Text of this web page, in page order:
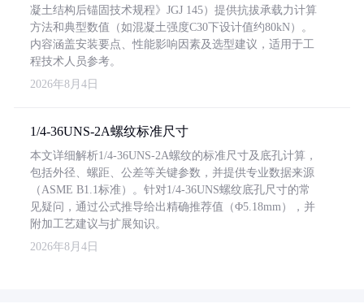
凝土结构后锚固技术规程》JGJ 145）提供抗拔承载力计算
方法和典型数值（如混凝土强度C30下设计值约80kN）。
内容涵盖安装要点、性能影响因素及选型建议，适用于工
程技术人员参考。
2026年8月4日
1/4-36UNS-2A螺纹标准尺寸
本文详细解析1/4-36UNS-2A螺纹的标准尺寸及底孔计算，
包括外径、螺距、公差等关键参数，并提供专业数据来源
（ASME B1.1标准）。针对1/4-36UNS螺纹底孔尺寸的常
见疑问，通过公式推导给出精确推荐值（Φ5.18mm），并
附加工艺建议与扩展知识。
2026年8月4日